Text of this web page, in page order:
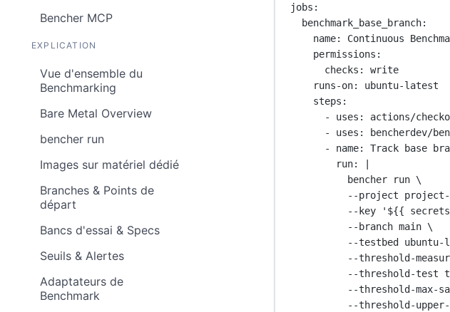
Bencher MCP
EXPLICATION
Vue d'ensemble du
Benchmarking
Bare Metal Overview
bencher run
Images sur matériel dédié
Branches & Points de
départ
Bancs d'essai & Specs
Seuils & Alertes
Adaptateurs de
Benchmark
jobs :
benchmark_base_branch:
name: Continuous
permissions :
checks : write
runs-on: ubuntu-latest
steps :
- uses : actions/
- uses :
bencherdev/
- name: Track base
run:
bencher run \
--project project-
--key '${{
--branch main \
--testbed
--threshold-
--threshold-test
--threshold-max-
--threshold-